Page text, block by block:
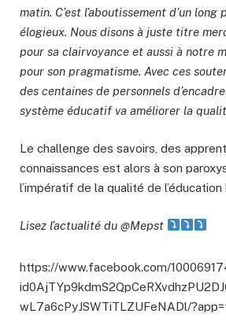
matin. C’est l’aboutissement d’un
élogieux. Nous disons à juste titre
pour sa clairvoyance et aussi à notre
pour son pragmatisme. Avec ces
des centaines de personnels
système éducatif va améliorer la
Le challenge des savoirs, des
connaissances est alors à son
l’impératif de la qualité de l’éducation !
Lisez l’actualité du @Mepst
https://www.facebook.com/
wL7a6cPyJSWTiTLZUFeNADl/